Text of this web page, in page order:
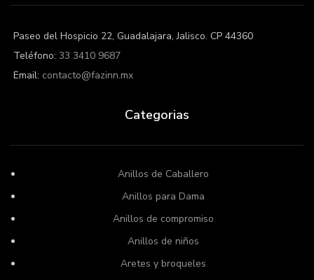
Paseo del Hospicio 22, Guadalajara, Jalisco. CP 44360
Teléfono: 33 3410 9687
Email: contacto@fazinn.mx
Categorias
Anillos de Caballero
Anillos para Dama
Anillos de compromiso
Anillos de niños
Aretes y broqueles